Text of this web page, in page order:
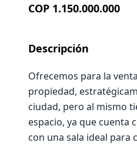
COP 1.150.000.000
Descripción
Ofrecemos para la
propiedad,
ciudad, pero al mismo
espacio, ya que cuenta
con una sala ideal para